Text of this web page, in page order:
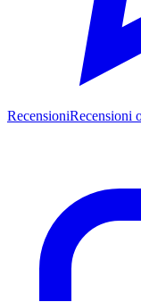
RecensioniRecensioni